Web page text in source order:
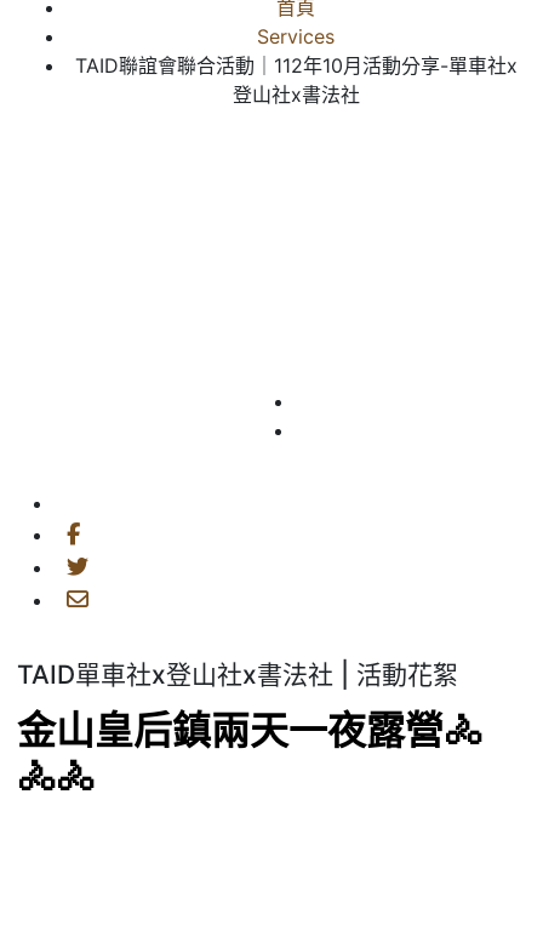
首頁
Services
TAID聯誼會聯合活動｜112年10月活動分享-單車社x
登山社x書法社
TAID單車社x登山社x書法社 | 活動花絮
金山皇后鎮兩天一夜露營🚴
🚴‍🚴